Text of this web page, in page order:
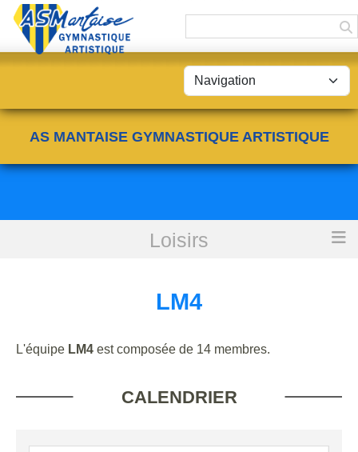
AS MANTAISE GYMNASTIQUE ARTISTIQUE
Loisirs
LM4
LM4
L'équipe LM4 est composée de 14 membres.
CALENDRIER
Panneau de gestion des cookies